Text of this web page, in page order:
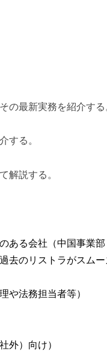
の最新実務を紹介する
する。
解説する。
る会社（中国事業部
去のリストラがスム
や法務担当者等）
外）向け）